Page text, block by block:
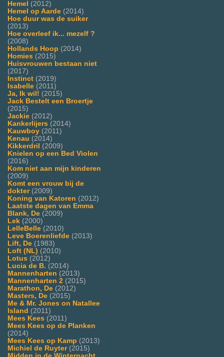
Hemel (2012)
Hemel op Aarde (2014)
Hoe duur was de suiker
(2013)
Hoe overleef ik... mezelf ?
(2008)
Hollands Hoop (2014)
Homies (2015)
Huisvrouwen bestaan niet
(2017)
Instinct (2019)
Isabelle (2011)
Ja, Ik wil! (2015)
Jack Bestelt een Broertje
(2015)
Jackie (2012)
Kankerlijers (2014)
Kauwboy (2011)
Kenau (2014)
Kikkerdril
(2009)
Knielen op een Bed Violen
(2016)
Kom niet aan mijn kinderen
(2009)
Komt een vrouw bij de
dokter(2009)
Koning van Katoren (2012)
Laatste dagen van Emma
Blank, De (2009)
Lek (2000)
LelleBelle (2010)
Leve Boerenliefde (2013)
Lift, De (1983)
Loft (NL) (2010)
Lotus (2012)
Lucia de B. (2014)
Mannenharten (2013)
Mannenharten 2 (2015)
Marathon, De (2012)
Masters, De (2015)
Me & Mr. Jones on Natallee
Island (2011)
Mees Kees (2011)
Mees Kees op de Planken
(2014)
Mees Kees op Kamp (2013)
Michiel de Ruyter(2015)